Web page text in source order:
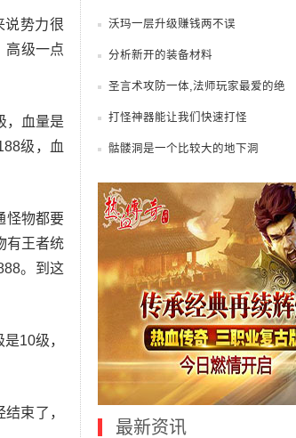
说势力很
高级一点
，血量是
级，血
怪物都要
有王者统
。到这
10级，
束了，
沃玛一层升级赚钱两不误
分析新开的装备材料
圣言术攻防一体,法师玩家最爱的绝
打怪神器能让我们快速打怪
骷髅洞是一个比较大的地下洞
最新资讯